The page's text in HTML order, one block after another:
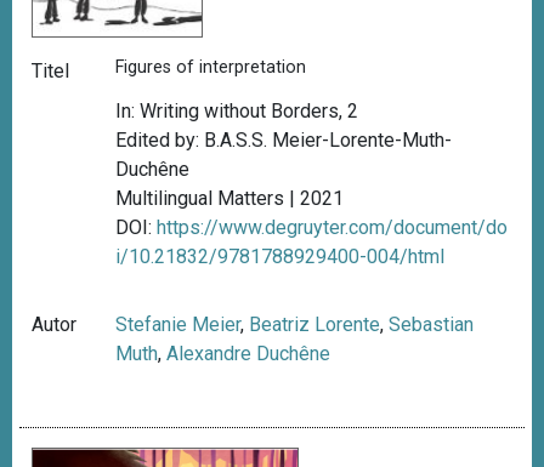
Titel Figures of interpretation
In: Writing without Borders, 2
Edited by: B.A.S.S. Meier-Lorente-Muth-
Duchêne
Multilingual Matters | 2021
DOI:https://www.degruyter.com/document/do
i/10.21832/9781788929400-004/html
Autor Stefanie Meier, Beatriz Lorente,Sebastian
Muth,Alexandre Duchêne